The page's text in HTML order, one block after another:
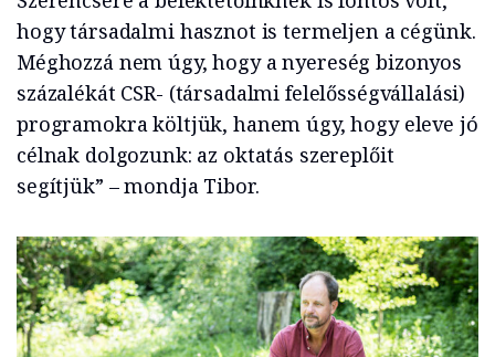
hogy társadalmi hasznot is termeljen a cégünk.
Méghozzá nem úgy, hogy a nyereség bizonyos
százalékát CSR- (társadalmi felelősségvállalási)
programokra költjük, hanem úgy, hogy eleve jó
célnak dolgozunk: az oktatás szereplőit
segítjük” – mondja Tibor.